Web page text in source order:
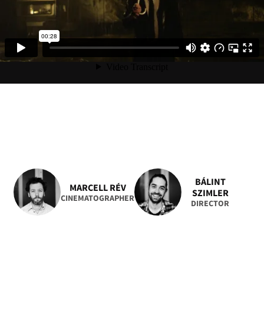
MARCELL RÉV
CINEMATOGRAPHER
BÁLINT
SZIMLER
DIRECTOR